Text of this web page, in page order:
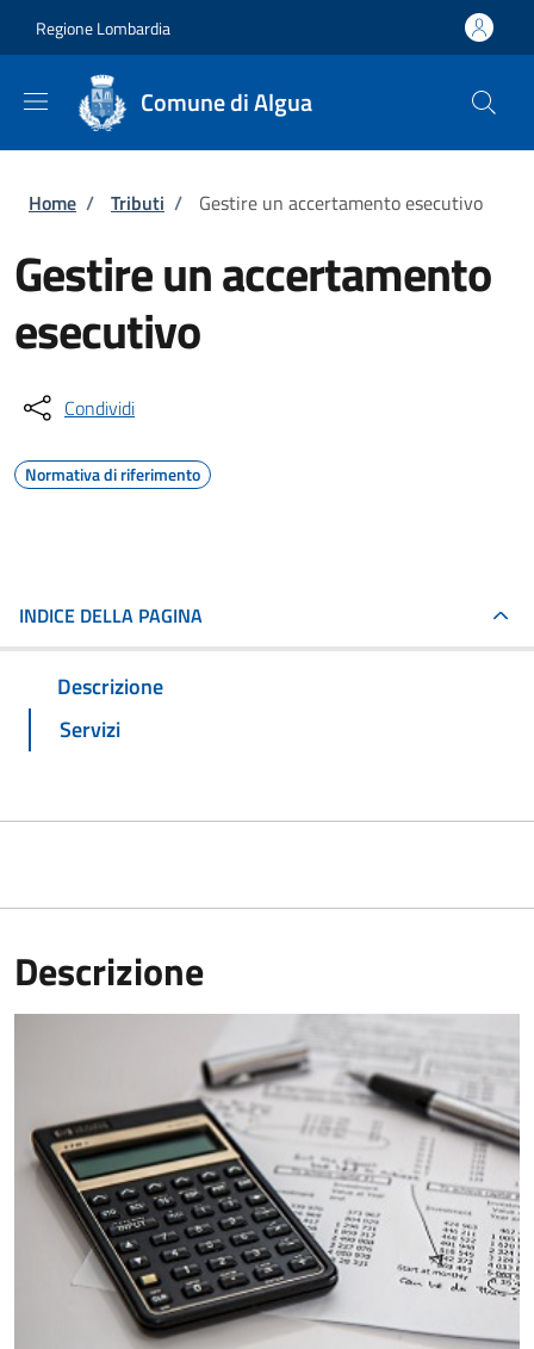
Regione Lombardia
Comune di Algua
Briciole di pane
Home / Tributi / Gestire un accertamento esecutivo
Gestire un accertamento
esecutivo
Condividi
Normativa di riferimento
INDICE DELLA PAGINA
Descrizione
Servizi
Descrizione